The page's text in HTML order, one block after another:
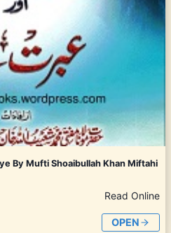
By Mufti Shoaibullah Khan Miftahi
Read Online
OPEN